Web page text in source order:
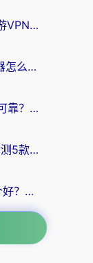
ChickCN VPN好用吗？和奇游手游VPN对比哪个回国效果更好？海外党亲测实用指南
海外党必看：PC VPN+回国加速器怎么选？无缝访问国内资源全攻略
海外党别踩坑！iOS破解版软件不可靠？教你选对回国加速器无缝看国内资源
雷神手游和快喵好用吗？海外党亲测5款回国加速器，附斧牛Bling对比+微信视频号解决办法
海外党纠结ChickCN和小黑牛哪个好？一篇帮你选对回国加速器的实用指南